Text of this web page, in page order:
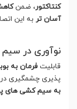
کنتاکتور، ضمن
آسان تر به این
نوآوری در
قابلیت فرمان به
پذیری چشمگیری
به سیم کشی های